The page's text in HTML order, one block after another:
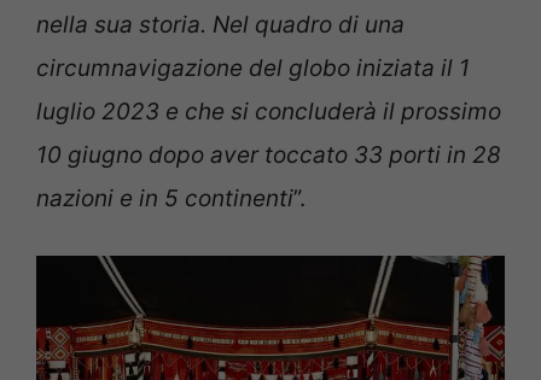
nella sua storia. Nel quadro di una
circumnavigazione del globo iniziata il 1
luglio 2023 e che si concluderà il prossimo
10 giugno dopo aver toccato 33 porti in 28
nazioni e in 5 continenti”.